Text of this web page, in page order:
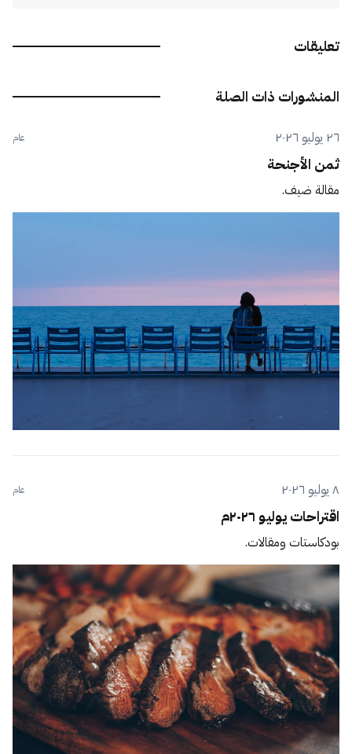
تعليقات
المنشورات ذات الصلة
٢٦ يوليو ٢٠٢٦ عام
ثمن الأجنحة
مقالة ضيف.
٨ يوليو ٢٠٢٦ عام
اقتراحات يوليو ٢٠٢٦م
بودكاستات ومقالات.